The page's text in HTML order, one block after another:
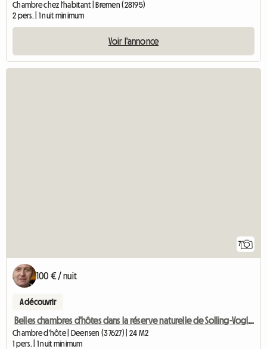
Chambre chez l'habitant | Bremen (28195)
2 pers. | 1 nuit minimum
Voir l'annonce
7
100 € / nuit
A découvrir
Belles chambres d'hôtes dans la réserve naturelle de Solling-Vogler
Chambre d'hôte | Deensen (37627) | 24 M2
1 pers. | 1 nuit minimum